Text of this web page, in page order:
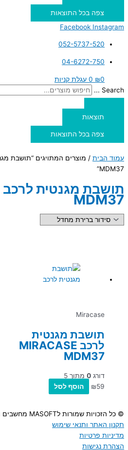
צפה בכל התוצאות
Facebook Instagram
052-5737-520
04-6272-750
₪0
0 עגלת קניות
Search ...
תוצאות
צפה בכל התוצאות
עמוד הבית
MDM37”
MDM37
Miracase
תושבת מגנטית
לרכב MIRACASE
MDM37
דורג 0 מתוך 5
₪59 הוסף לסל
© כל הזכויות שמורות לMASOFT מחשבים וגיימינג
תקנון האתר ותנאי שימוש
מדיניות פרטיות
הצהרת נגישות